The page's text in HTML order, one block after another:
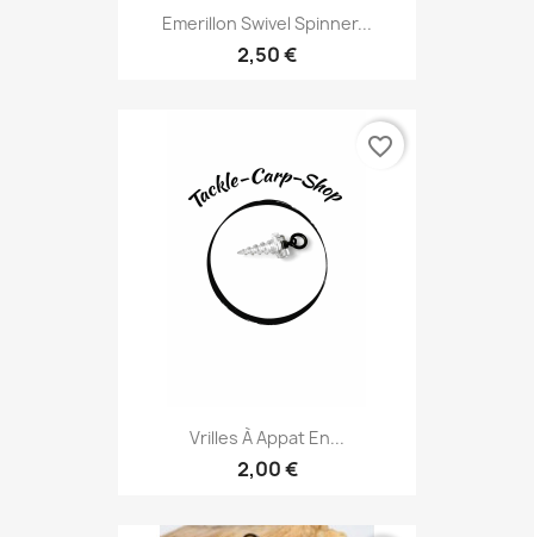
Emerillon Swivel Spinner...
2,50 €
Vrilles À Appat En...
2,00 €
favorite_border